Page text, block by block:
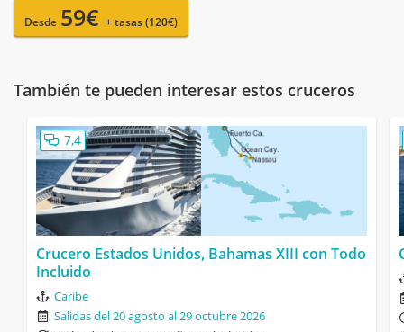
Desde 59€ + tasas (120€)
También te pueden interesar estos cruceros
7,4
Crucero Estados Unidos, Bahamas XIII con Todo
Incluido
Caribe
Salidas del 20 agosto al 29 octubre 2026